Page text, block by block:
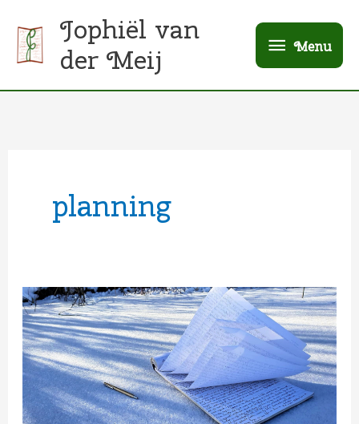
naar
Jophiël van
der Meij
Menu
Menu
planning
Planning,
pantsing
en
plantsing?